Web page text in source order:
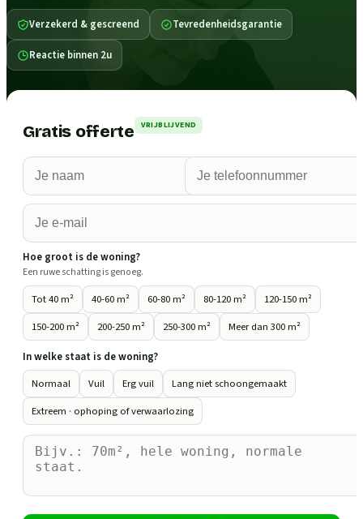
Verzekerd & gescreend Tevredenheidsgarantie
Reactie binnen 2u
Gratis offerte VRIJBLIJVEND
Hoe groot is de woning?
Een ruwe schatting is genoeg.
Tot 40 m² 40-60 m² 60-80 m² 80-120 m²
120-150 m²
150-200 m²
200-250 m² 250-300 m² Meer dan 300 m²
In welke staat is de woning?
Normaal
Vuil Erg vuil
Lang niet schoongemaakt
Extreem · ophoping of verwaarlozing